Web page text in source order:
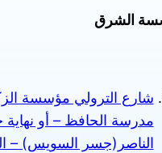
الشرق
شارع الترولي مؤسسة
مدرسة الحافظ – أو نهاية
الناصر(جسر السويس) –